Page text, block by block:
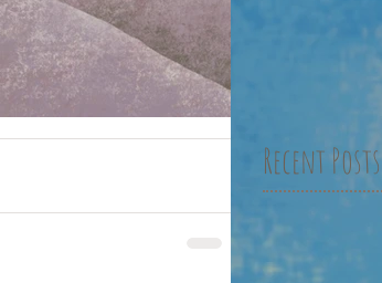
Recent Posts